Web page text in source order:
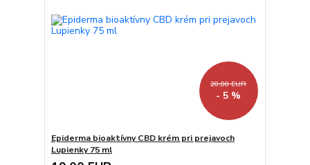
20,00 EUR
- 5 %
Epiderma bioaktívny CBD krém pri prejavoch
Lupienky 75 ml